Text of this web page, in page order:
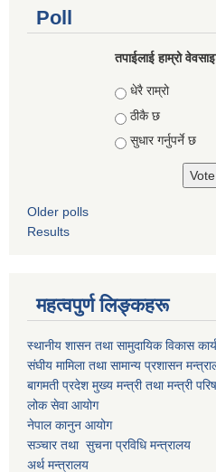
Poll
तपाईलाई हाम्रो
Choices
धेरै राम्रो
ठीकै छ
सुधार गर्नुपर्ने छ
Older polls
Results
महत्वपुर्ण लिङ्कहरू
स्थानीय शासन तथा सामुदायिक विकास
संघीय मामिला तथा सामान्य प्रशासन
बागमती प्रदेश मुख्य मन्त्री तथा मन्त्री
लोक सेवा आयोग
नेपाल कानुन आयोग
सञ्चार तथा सुचना प्रविधि मन्त्रालय
अर्थ मन्त्रालय